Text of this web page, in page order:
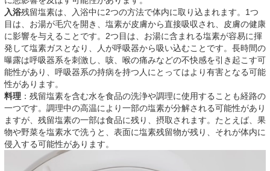
入浴残留塩素は、入浴中に2つの方法で体内に取り込まれます。1つ
目は、お湯が毛穴を開き、塩素が皮膚から直接吸収され、皮膚の健康
に影響を与えることです。2つ目は、お湯に含まれる塩素が容易に揮
発して塩素ガスとなり、人が呼吸器から吸い込むことです。長時間の
曝露は呼吸器系を刺激し、咳、喉の痛みなどの不快感を引き起こす可
能性があり、呼吸器系の持病を持つ人にとってはより有害となる可能
性があります。
料理 ：残留塩素を含む水を食品の洗浄や調理に使用することも経路の
一つです。調理中の高温により一部の塩素が分解される可能性があり
ますが、残留塩素の一部は食品に残り、摂取されます。たとえば、果
物や野菜を塩素水で洗うと、表面に塩素残留物が残り、それが体内に
侵入する可能性があります。